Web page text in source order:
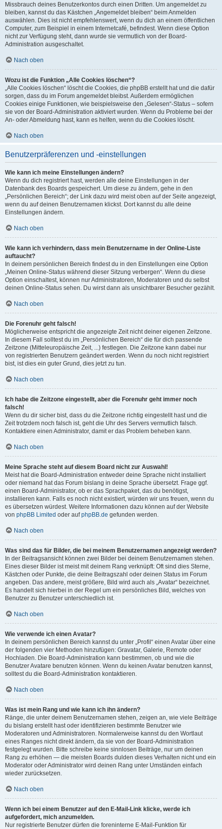
Missbrauch deines Benutzerkontos durch einen Dritten. Um angemeldet zu
bleiben, kannst du das Kästchen „Angemeldet bleiben“ beim Anmelden
auswählen. Dies ist nicht empfehlenswert, wenn du dich an einem öffentlichen
Computer, zum Beispiel in einem Internetcafé, befindest. Wenn diese Option
nicht zur Verfügung steht, dann wurde sie vermutlich von der Board-
Administration ausgeschaltet.
Nach oben
Wozu ist die Funktion „Alle Cookies löschen“?
„Alle Cookies löschen“ löscht die Cookies, die phpBB erstellt hat und die dafür
sorgen, dass du im Forum angemeldet bleibst. Außerdem ermöglichen
Cookies einige Funktionen, wie beispielsweise den „Gelesen“-Status – sofern
sie von der Board-Administration aktiviert wurden. Wenn du Probleme bei der
An- oder Abmeldung hast, kann es helfen, wenn du die Cookies löscht.
Nach oben
Benutzerpräferenzen und -einstellungen
Wie kann ich meine Einstellungen ändern?
Wenn du dich registriert hast, werden alle deine Einstellungen in der
Datenbank des Boards gespeichert. Um diese zu ändern, gehe in den
„Persönlichen Bereich“; der Link dazu wird meist oben auf der Seite angezeigt,
wenn du auf deinen Benutzernamen klickst. Dort kannst du alle deine
Einstellungen ändern.
Nach oben
Wie kann ich verhindern, dass mein Benutzername in der Online-Liste
auftaucht?
In deinem persönlichen Bereich findest du in den Einstellungen eine Option
„Meinen Online-Status während dieser Sitzung verbergen“. Wenn du diese
Option einschaltest, können nur Administratoren, Moderatoren und du selbst
deinen Online-Status sehen. Du wirst dann als unsichtbarer Besucher gezählt.
Nach oben
Die Forenuhr geht falsch!
Möglicherweise entspricht die angezeigte Zeit nicht deiner eigenen Zeitzone.
In diesem Fall solltest du im „Persönlichen Bereich“ die für dich passende
Zeitzone (Mitteleuropäische Zeit, ...) festlegen. Die Zeitzone kann dabei nur
von registrierten Benutzern geändert werden. Wenn du noch nicht registriert
bist, ist dies ein guter Grund, dies jetzt zu tun.
Nach oben
Ich habe die Zeitzone eingestellt, aber die Forenuhr geht immer noch
falsch!
Wenn du dir sicher bist, dass du die Zeitzone richtig eingestellt hast und die
Zeit trotzdem noch falsch ist, geht die Uhr des Servers vermutlich falsch.
Kontaktiere einen Administrator, damit er das Problem beheben kann.
Nach oben
Meine Sprache steht auf diesem Board nicht zur Auswahl!
Meist hat die Board-Administration entweder deine Sprache nicht installiert
oder niemand hat das Forum bislang in deine Sprache übersetzt. Frage ggf.
einen Board-Administrator, ob er das Sprachpaket, das du benötigst,
installieren kann. Falls es noch nicht existiert, würden wir uns freuen, wenn du
es übersetzen würdest. Weitere Informationen dazu können auf der Website
von phpBB Limited oder aufphpBB.de gefunden werden.
Nach oben
Was sind das für Bilder, die bei meinem Benutzernamen angezeigt werden?
In der Beitragsansicht können zwei Bilder bei deinem Benutzernamen stehen.
Eines dieser Bilder ist meist mit deinem Rang verknüpft: Oft sind dies Sterne,
Kästchen oder Punkte, die deine Beitragszahl oder deinen Status im Forum
angeben. Das andere, meist größere, Bild wird auch als „Avatar“ bezeichnet.
Es handelt sich hierbei in der Regel um ein persönliches Bild, welches von
Benutzer zu Benutzer unterschiedlich ist.
Nach oben
Wie verwende ich einen Avatar?
In deinem persönlichen Bereich kannst du unter „Profil“ einen Avatar über eine
der folgenden vier Methoden hinzufügen: Gravatar, Galerie, Remote oder
Hochladen. Die Board-Administration kann bestimmen, ob und wie die
Benutzer Avatare benutzen können. Wenn du keinen Avatar benutzen kannst,
solltest du die Board-Administration kontaktieren.
Nach oben
Was ist mein Rang und wie kann ich ihn ändern?
Ränge, die unter deinem Benutzernamen stehen, zeigen an, wie viele Beiträge
du bislang erstellt hast oder identifizieren bestimmte Benutzer wie
Moderatoren und Administratoren. Normalerweise kannst du den Wortlaut
eines Ranges nicht direkt ändern, da sie von der Board-Administration
festgelegt wurden. Bitte schreibe keine sinnlosen Beiträge, nur um deinen
Rang zu erhöhen — die meisten Boards dulden dieses Verhalten nicht und ein
Moderator oder Administrator wird deinen Rang unter Umständen einfach
wieder zurücksetzen.
Nach oben
Wenn ich bei einem Benutzer auf den E-Mail-Link klicke, werde ich
aufgefordert, mich anzumelden.
Nur registrierte Benutzer dürfen die foreninterne E-Mail-Funktion für